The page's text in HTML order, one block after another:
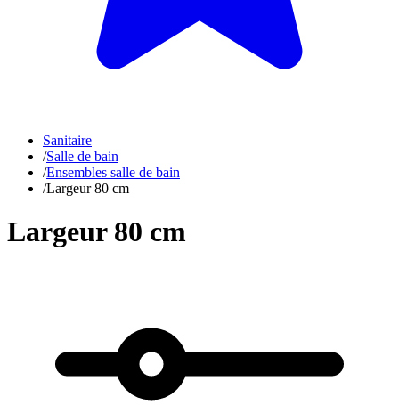
Sanitaire
/Salle de bain
/Ensembles salle de bain
/Largeur 80 cm
Largeur 80 cm